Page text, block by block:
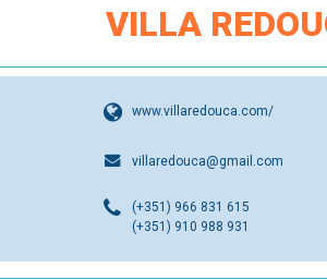
VILLA
www.villaredouca.com/
villaredouca@gmail.com
(+351) 966 831 615
(+351) 910 988 931